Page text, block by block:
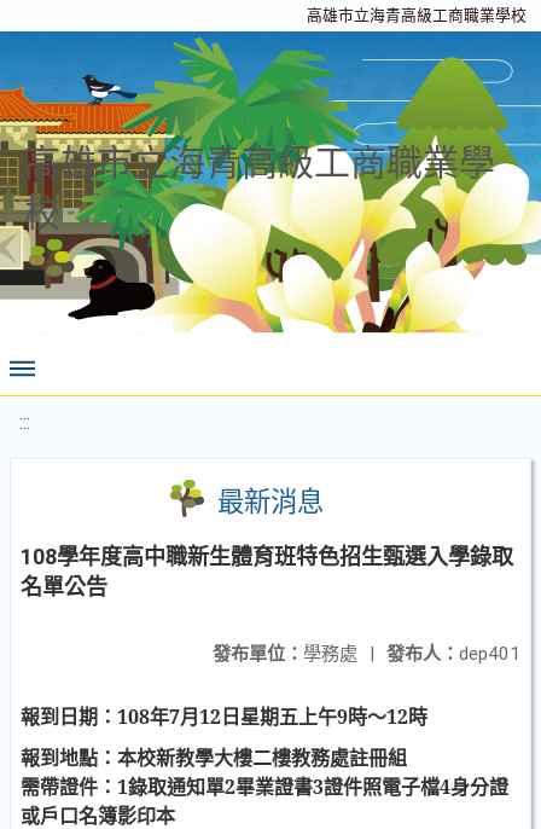
高雄市立海青高級工商職業學校
高雄市立海青高級工商職業學
校
:::
最新消息
108學年度高中職新生體育班特色招生甄選入學錄取
名單公告
發布人： dep401
發布單位： 學務處 |
報到日期： 108年7月12日星期五上午9時～12時
報到地點：本校新教學大樓二樓教務處註冊組
需帶證件： 1錄取通知單2畢業證書3證件照電子檔4身分證
或戶口名簿影印本